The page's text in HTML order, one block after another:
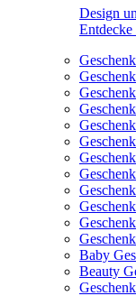
Design
Baby
Beauty